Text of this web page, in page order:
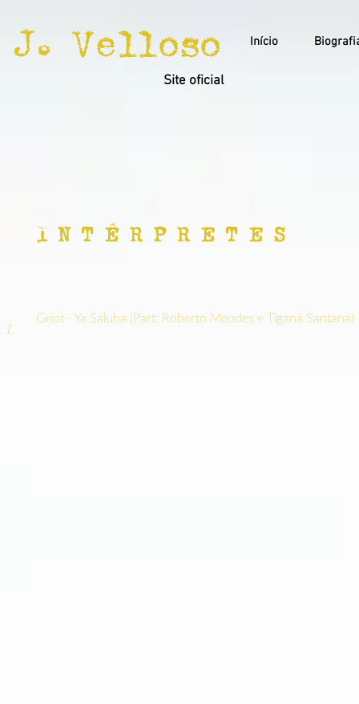
J. Velloso Início
Site oficial
1.
Griot - Ya Saluba (Part: Roberto Mendes e Tiganá
I N T É R P R E T E S